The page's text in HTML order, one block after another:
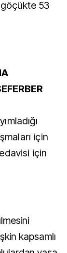
53
için
için
kapsamlı